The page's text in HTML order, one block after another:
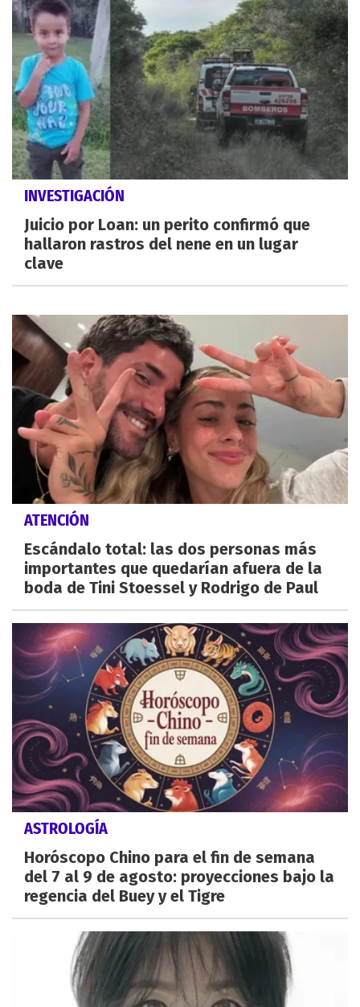
INVESTIGACIÓN
Juicio por Loan: un perito confirmó que
hallaron rastros del nene en un lugar
clave
ATENCIÓN
Escándalo total: las dos personas más
importantes que quedarían afuera de la
boda de Tini Stoessel y Rodrigo de Paul
ASTROLOGÍA
Horóscopo Chino para el fin de semana
del 7 al 9 de agosto: proyecciones bajo la
regencia del Buey y el Tigre